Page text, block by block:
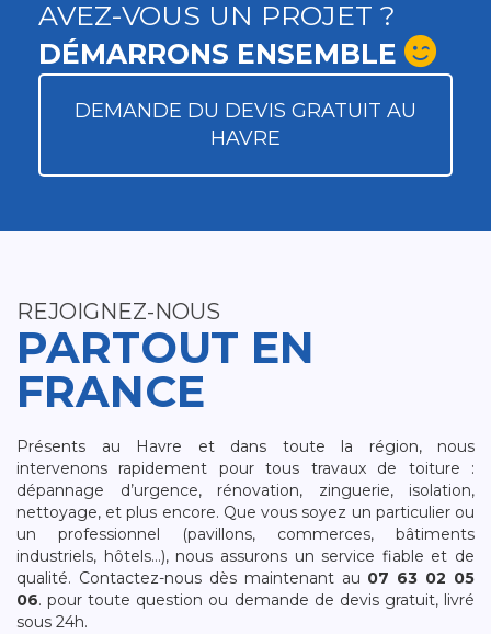
AVEZ-VOUS UN PROJET ?
DÉMARRONS ENSEMBLE
DEMANDE DU DEVIS GRATUIT AU
HAVRE
REJOIGNEZ-NOUS
PARTOUT EN
FRANCE
Présents au Havre et dans toute la région, nous
intervenons rapidement pour tous travaux de toiture :
dépannage d’urgence, rénovation, zinguerie, isolation,
nettoyage, et plus encore. Que vous soyez un particulier ou
un professionnel (pavillons, commerces, bâtiments
industriels, hôtels…), nous assurons un service fiable et de
qualité. Contactez-nous dès maintenant au 07 63 02 05
06. pour toute question ou demande de devis gratuit, livré
sous 24h.